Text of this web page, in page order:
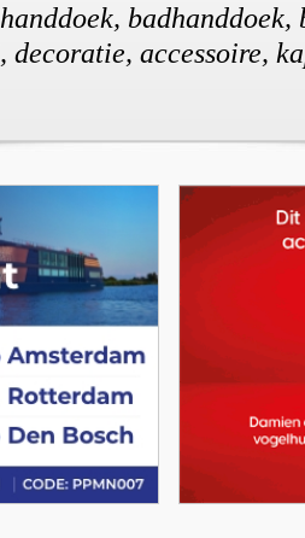
badhanddoek,
decoratie, accessoire,